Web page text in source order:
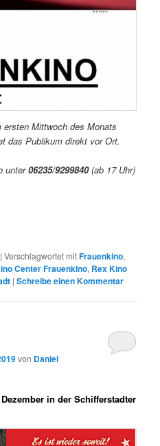
ersten Mittwoch des Monats
das Publikum direkt vor Ort.
unter06235/9299840(ab 17 Uhr)
|Verschlagwortet mitFrauenkino,
Center Frauenkino, Rex Kino
|Schreibe einen Kommentar
von Daniel
in der Schifferstadter